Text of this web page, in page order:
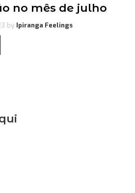
no mês de julho
by Ipiranga Feelings